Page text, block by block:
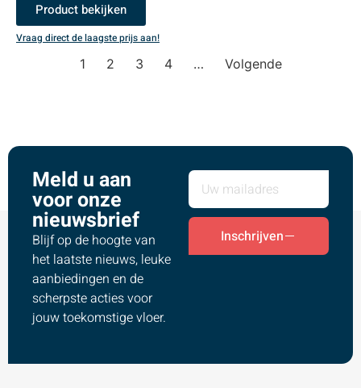
Product bekijken
Vraag direct de laagste prijs aan!
1 2 3 4 … Volgende
Meld u aan
voor onze
nieuwsbrief
Blijf op de hoogte van
het laatste nieuws, leuke
aanbiedingen en de
scherpste acties voor
jouw toekomstige vloer.
Inschrijven